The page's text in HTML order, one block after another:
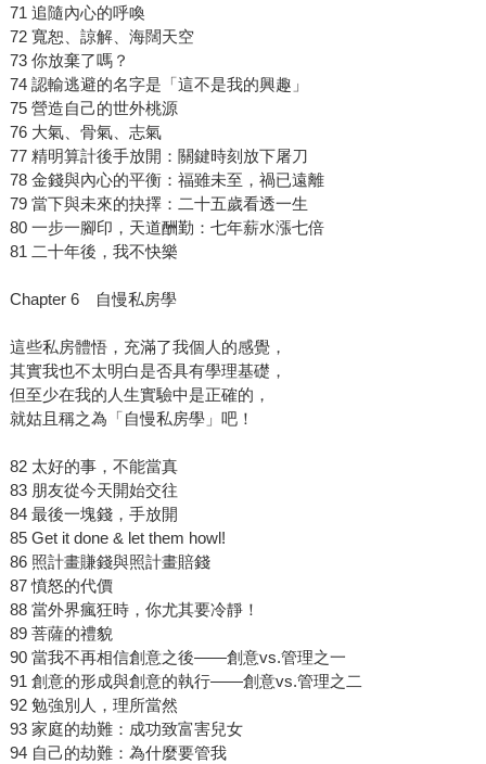
71 追隨內心的呼喚
72 寬恕、諒解、海闊天空
73 你放棄了嗎？
74 認輸逃避的名字是「這不是我的興趣」
75 營造自己的世外桃源
76 大氣、骨氣、志氣
77 精明算計後手放開：關鍵時刻放下屠刀
78 金錢與內心的平衡：福雖未至，禍已遠離
79 當下與未來的抉擇：二十五歲看透一生
80 一步一腳印，天道酬勤：七年薪水漲七倍
81 二十年後，我不快樂
Chapter 6 自慢私房學
這些私房體悟，充滿了我個人的感覺，
其實我也不太明白是否具有學理基礎，
但至少在我的人生實驗中是正確的，
就姑且稱之為「自慢私房學」吧！
82 太好的事，不能當真
83 朋友從今天開始交往
84 最後一塊錢，手放開
85 Get it done & let them howl!
86 照計畫賺錢與照計畫賠錢
87 憤怒的代價
88 當外界瘋狂時，你尤其要冷靜！
89 菩薩的禮貌
90 當我不再相信創意之後——創意vs.管理之一
91 創意的形成與創意的執行——創意vs.管理之二
92 勉強別人，理所當然
93 家庭的劫難：成功致富害兒女
94 自己的劫難：為什麼要管我